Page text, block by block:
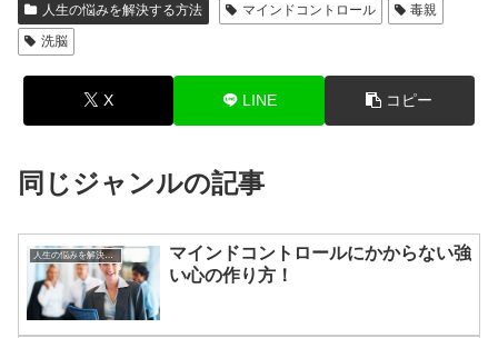
人生の悩みを解決する方法 マインドコントロール
毒親
洗脳
X LINE コピー
同じジャンルの記事
人生の悩みを解決する方法
マインドコントロールにかからない強
い心の作り方！